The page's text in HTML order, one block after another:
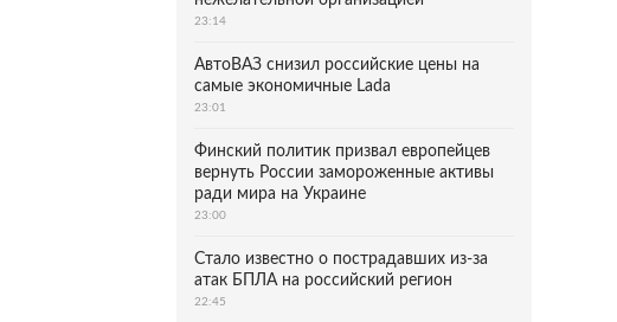
23:14
АвтоВАЗ снизил российские цены на
самые экономичные Lada
23:01
Финский политик призвал европейцев
вернуть России замороженные активы
ради мира на Украине
23:00
Стало известно о пострадавших из-за
атак БПЛА на российский регион
22:45